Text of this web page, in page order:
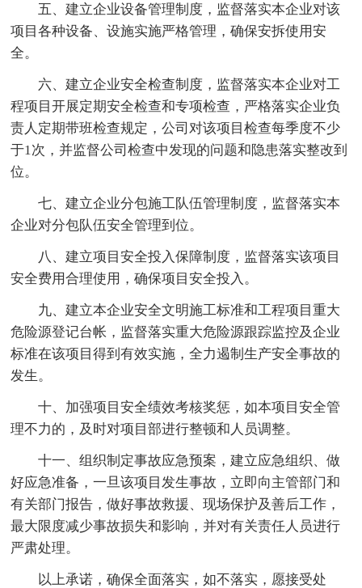
五、建立企业设备管理制度，监督落实本企业对该
项目各种设备、设施实施严格管理，确保安拆使用安
全。
六、建立企业安全检查制度，监督落实本企业对工
程项目开展定期安全检查和专项检查，严格落实企业负
责人定期带班检查规定，公司对该项目检查每季度不少
于1次，并监督公司检查中发现的问题和隐患落实整改到
位。
七、建立企业分包施工队伍管理制度，监督落实本
企业对分包队伍安全管理到位。
八、建立项目安全投入保障制度，监督落实该项目
安全费用合理使用，确保项目安全投入。
九、建立本企业安全文明施工标准和工程项目重大
危险源登记台帐，监督落实重大危险源跟踪监控及企业
标准在该项目得到有效实施，全力遏制生产安全事故的
发生。
十、加强项目安全绩效考核奖惩，如本项目安全管
理不力的，及时对项目部进行整顿和人员调整。
十一、组织制定事故应急预案，建立应急组织、做
好应急准备，一旦该项目发生事故，立即向主管部门和
有关部门报告，做好事故救援、现场保护及善后工作，
最大限度减少事故损失和影响，并对有关责任人员进行
严肃处理。
以上承诺，确保全面落实，如不落实，愿接受处